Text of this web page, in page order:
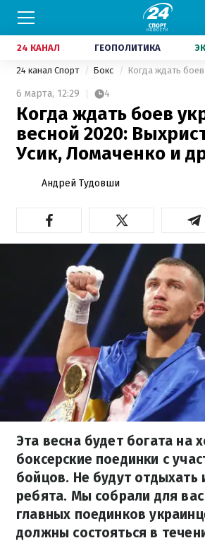
24 КАНАЛ ГЕОПОЛИТИКА
24 канал Спорт Бокс
6 марта, 12:29 4
Когда ждать боев
весной 2020:
Усик, Ломаченко и
Андрей Тудовши
Эта весна будет богата на
боксерские поединки с
бойцов. Не будут отдыхать
ребята. Мы собрали для вас
главных поединков
должны состояться в